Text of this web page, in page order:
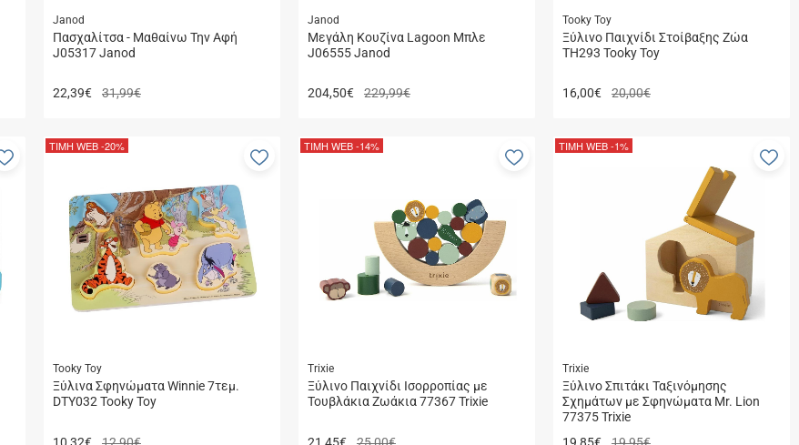
Janod
Πασχαλίτσα - Μαθαίνω Την Αφή
J05317 Janod
22,39€ 31,99€
Janod
Μεγάλη Κουζίνα Lagoon Μπλε
J06555 Janod
204,50€ 229,99€
Tooky Toy
Ξύλινο Παιχνίδι Στοίβαξης Ζώα
TH293 Tooky Toy
16,00€ 20,00€
Προσθήκη
αγαπημένα
Tooky Toy
Ξύλινα Σφηνώματα Winnie 7τεμ.
DTY032 Tooky Toy
ΤΙΜΗ WEB-20%
Προσθήκη
Trixie
Ξύλινο Παιχνίδι Ισορροπίας με
Τουβλάκια Ζωάκια 77367 Trixie
ΤΙΜΗ WEB-14%
Προσθήκη
Trixie
Ξύλινο Σπιτάκι Ταξινόμησης
Σχημάτων με Σφηνώματα Mr. Lion
77375 Trixie
ΤΙΜΗ WEB-1%